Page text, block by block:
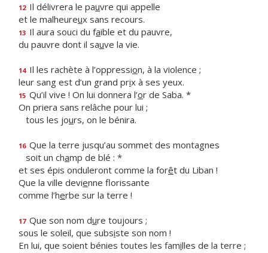
12 Il délivrera le pauvre qui appelle
et le malheureux sans recours.
13 Il aura souci du faible et du pauvre,
du pauvre dont il sauve la vie.
14 Il les rachète à l’oppression, à la violence ;
leur sang est d’un grand prix à ses yeux.
15 Qu’il vive ! On lui donnera l’or de Saba. *
On priera sans relâche pour lui ;
tous les jours, on le bénira.
16 Que la terre jusqu’au sommet des montagnes
soit un champ de blé : *
et ses épis onduleront comme la forêt du Liban !
Que la ville devienne florissante
comme l’herbe sur la terre !
17 Que son nom dure toujours ;
sous le soleil, que subsiste son nom !
En lui, que soient bénies toutes les familles de la terre ;